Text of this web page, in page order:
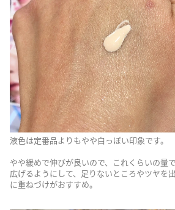
液色は定番品よりもやや白っぽい印象です。
やや緩めで伸びが良いので、これくらいの量
広げるようにして、足りないところやツヤを
に重ねづけがおすすめ。